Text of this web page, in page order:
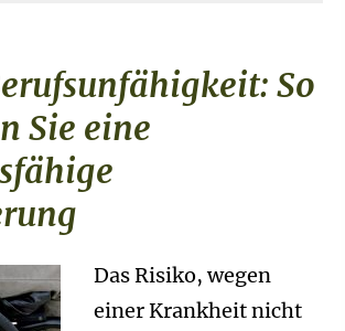
So
Sie eine
Das Risiko, wegen
einer Krankheit nicht